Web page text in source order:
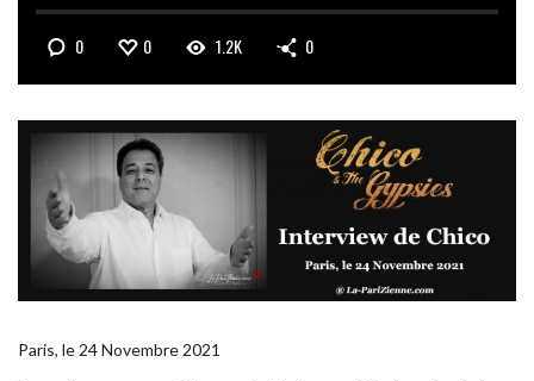
0 0 1.2K 0
Paris, le 24 Novembre 2021